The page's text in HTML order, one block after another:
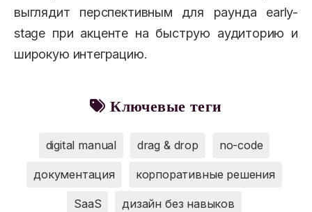
выглядит перспективным для раунда early-
stage при акценте на быструю аудиторию и
широкую интеграцию.
Ключевые теги
digital manual drag & drop no-code
документация корпоративные решения
SaaS дизайн без навыков